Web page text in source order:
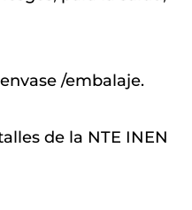
/embalaje.
de la NTE INEN